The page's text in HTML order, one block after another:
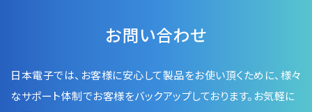
お問い合わせ
日本電子では、お客様に安心して製品をお使い頂くために、様々
なサポート体制でお客様をバックアップしております。お気軽に